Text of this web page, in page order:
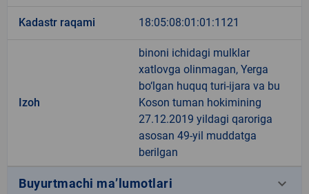
Kadastr raqami 18:05:08:01:01:1121
Izoh
binoni ichidagi mulklar
xatlovga olinmagan, Yerga
bo‘lgan huquq turi-ijara va bu
Koson tuman hokimining
27.12.2019 yildagi qaroriga
asosan 49-yil muddatga
berilgan
Buyurtmachi ma’lumotlari keyboard_arrow_down